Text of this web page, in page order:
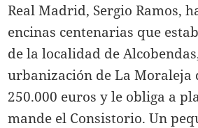
Real Madrid, Sergio Ramos,
encinas centenarias que
de la localidad de
urbanización de La Moraleja
250.000 euros y le obliga a
mande el Consistorio. Un